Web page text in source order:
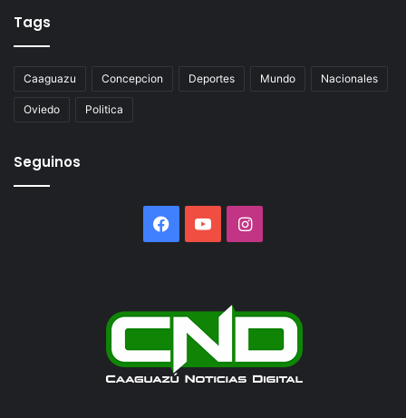
Tags
Caaguazu Concepcion Deportes Mundo Nacionales
Oviedo Politica
Seguinos
Facebook
YouTubeInstagram